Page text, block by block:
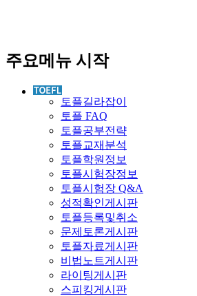
주요메뉴 시작
토플길라잡이
토플 FAQ
토플공부전략
토플교재분석
토플학원정보
토플시험장정보
토플시험장 Q&A
성적확인게시판
토플등록및취소
문제토론게시판
토플자료게시판
비법노트게시판
라이팅게시판
스피킹게시판